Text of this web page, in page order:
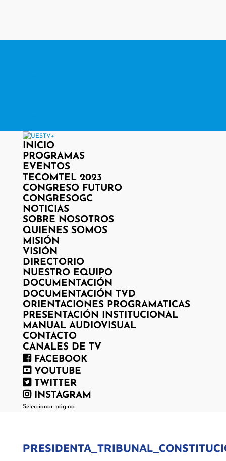
INICIO
PROGRAMAS
EVENTOS
TECOMTEL 2023
CONGRESO FUTURO
CONGRESOGC
NOTICIAS
SOBRE NOSOTROS
QUIENES SOMOS
MISIÓN
VISIÓN
DIRECTORIO
NUESTRO EQUIPO
DOCUMENTACIÓN
DOCUMENTACIÓN TVD
ORIENTACIONES PROGRAMATICAS
PRESENTACIÓN INSTITUCIONAL
MANUAL AUDIOVISUAL
CONTACTO
CANALES DE TV
FACEBOOK
YOUTUBE
TWITTER
INSTAGRAM
Seleccionar página